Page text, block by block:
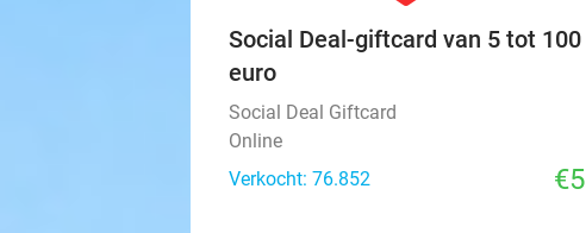
Social Deal-giftcard van 5 tot 100
euro
Social Deal Giftcard
Online
Verkocht: 76.852
€5